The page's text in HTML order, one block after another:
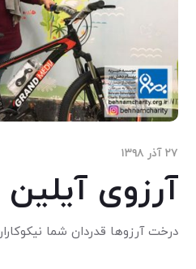
۲۷ آذر ۱۳۹۸
آرزوی آیلین
درخت آرزوها قدردان شما